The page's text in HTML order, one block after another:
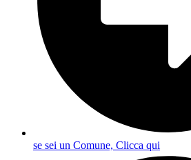
se sei un Comune, Clicca qui